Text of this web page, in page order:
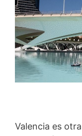
Valencia es